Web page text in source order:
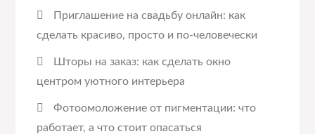
Приглашение на свадьбу онлайн: как
сделать красиво, просто и по-человечески
Шторы на заказ: как сделать окно
центром уютного интерьера
Фотоомоложение от пигментации: что
работает, а что стоит опасаться